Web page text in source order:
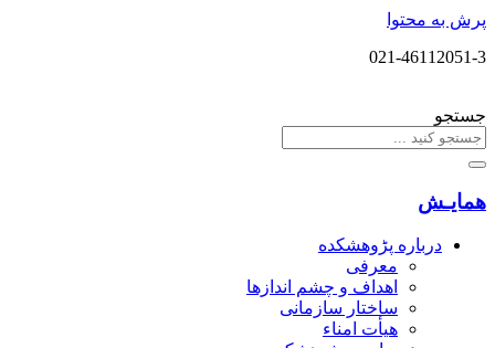
پرش به محتوا
021-46112051-3
جستجو
همایـش
درباره پڑوهشکده
معرفی
اهداف و چشم اندازها
ساختار سازمانی
هیأت امناء